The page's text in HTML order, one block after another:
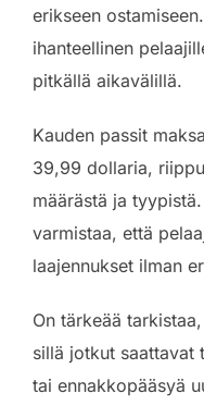
erikseen
ihanteellinen
pitkällä aikavälillä.
Kauden passit
39,99 dollaria,
määrästä ja
varmistaa, että
laajennukset ilman
On tärkeää
sillä jotkut saattavat
tai ennakkopääsyä